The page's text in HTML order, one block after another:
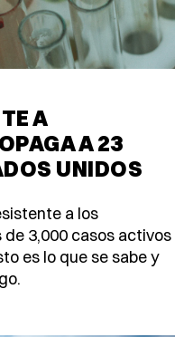
A
A 23
UNIDOS
a los
3,000 casos activos
es lo que se sabe y